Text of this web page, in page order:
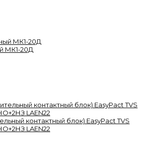
МК1-20Д
контактный блок) EasyPact TVS
LAEN22